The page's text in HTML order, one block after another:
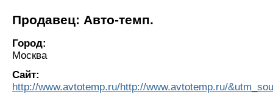
Продавец: Авто-темп.
Город:
Москва
Сайт:
http://www.avtotemp.ru/http://www.avtotemp.ru/